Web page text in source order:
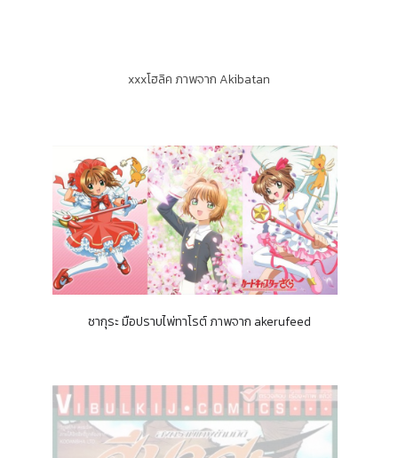
xxxโฮลิค ภาพจาก Akibatan
ซากุระ มือปราบไพ่ทาโรต์ ภาพจาก akerufeed